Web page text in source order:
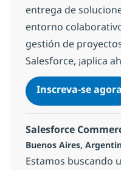
entrega de
entorno
gestión de
Salesforce, ¡aplica
Inscreva-se agora
Salesforce
Localização
Buenos Aires,
Estamos buscando